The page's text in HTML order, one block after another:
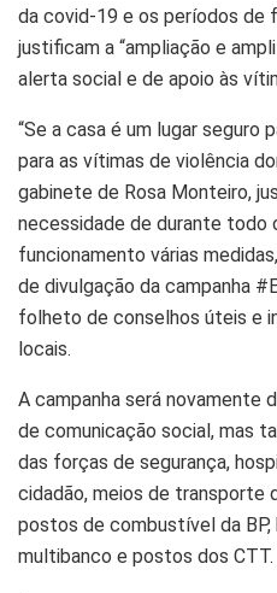
da covid-19 e os períodos de
justificam a “ampliação e
alerta social e de apoio às
“Se a casa é um lugar seguro
para as vítimas de violência
gabinete de Rosa Monteiro,
necessidade de durante todo
funcionamento várias
de divulgação da campanha
folheto de conselhos úteis e
locais.
A campanha será novamente
de comunicação social, mas
das forças de segurança,
cidadão, meios de transporte
postos de combustível da BP,
multibanco e postos dos CTT.